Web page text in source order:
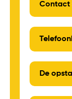
Contact
De